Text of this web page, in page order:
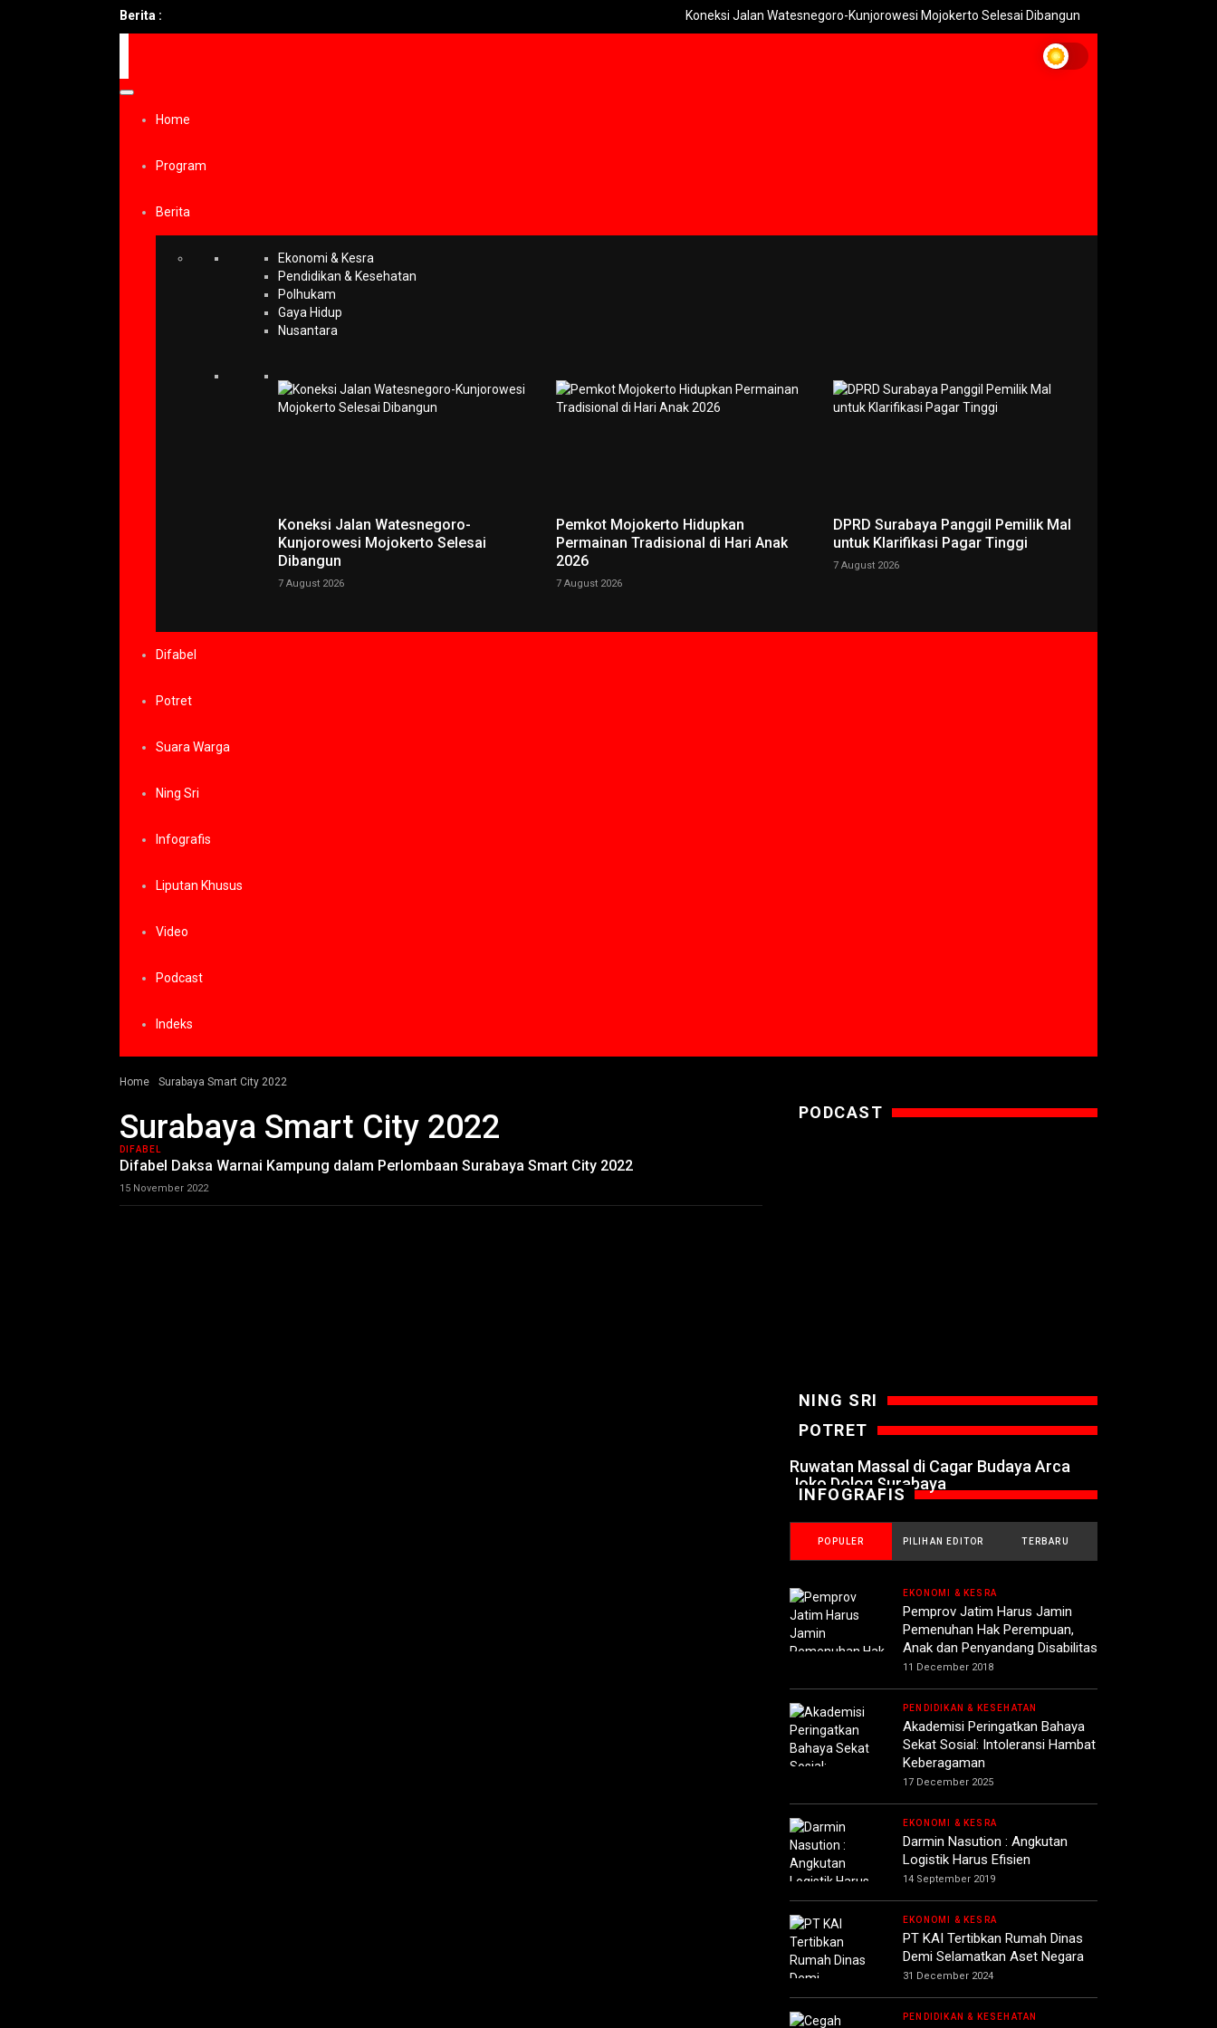
Berita : Koneksi Jalan Watesnegoro-Kunjorowesi Mojokerto Selesai Dibangun Pemkot Mojokerto
Home
Program
Berita
Ekonomi & Kesra
Pendidikan & Kesehatan
Polhukam
Gaya Hidup
Nusantara
Koneksi Jalan Watesnegoro-
Kunjorowesi Mojokerto Selesai
Dibangun
7 August 2026
Pemkot Mojokerto Hidupkan
Permainan Tradisional di Hari Anak
2026
7 August 2026
DPRD Surabaya Panggil Pemilik Mal
untuk Klarifikasi Pagar Tinggi
7 August 2026
Difabel
Potret
Suara Warga
Ning Sri
Infografis
Liputan Khusus
Video
Podcast
Indeks
Home Surabaya Smart City 2022
Surabaya Smart City 2022
DIFABEL
Difabel Daksa Warnai Kampung dalam Perlombaan Surabaya Smart City 2022
15 November 2022
PODCAST
NING SRI
POTRET
Ruwatan Massal di Cagar Budaya Arca
Joko Dolog Surabaya
INFOGRAFIS
POPULER PILIHAN EDITOR TERBARU
EKONOMI & KESRA
Pemprov Jatim Harus Jamin
Pemenuhan Hak Perempuan,
Anak dan Penyandang Disabilitas
11 December 2018
PENDIDIKAN & KESEHATAN
Akademisi Peringatkan Bahaya
Sekat Sosial: Intoleransi Hambat
Keberagaman
17 December 2025
EKONOMI & KESRA
Darmin Nasution : Angkutan
Logistik Harus Efisien
14 September 2019
EKONOMI & KESRA
PT KAI Tertibkan Rumah Dinas
Demi Selamatkan Aset Negara
31 December 2024
PENDIDIKAN & KESEHATAN